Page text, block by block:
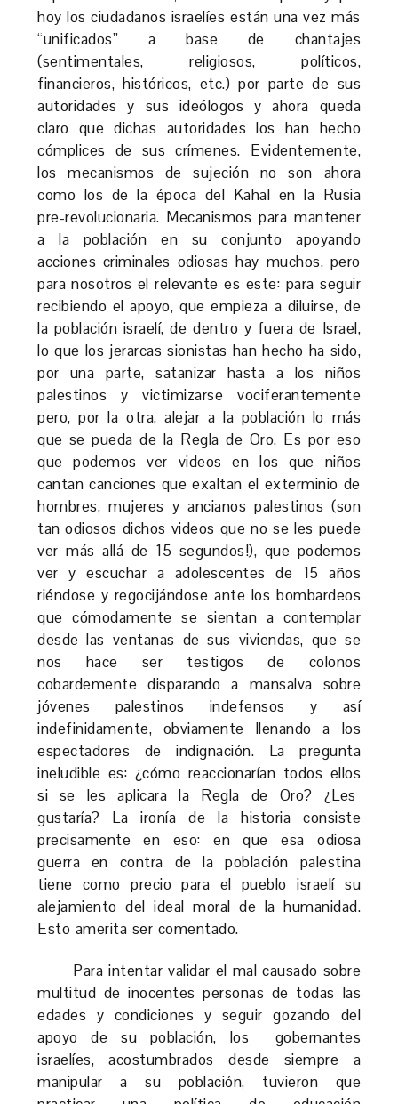
hoy los ciudadanos israelíes están una vez más
“unificados” a base de chantajes
(sentimentales, religiosos, políticos,
financieros, históricos, etc.) por parte de sus
autoridades y sus ideólogos y ahora queda
claro que dichas autoridades los han hecho
cómplices de sus crímenes. Evidentemente,
los mecanismos de sujeción no son ahora
como los de la época del Kahal en la Rusia
pre-revolucionaria. Mecanismos para mantener
a la población en su conjunto apoyando
acciones criminales odiosas hay muchos, pero
para nosotros el relevante es este: para seguir
recibiendo el apoyo, que empieza a diluirse, de
la población israelí, de dentro y fuera de Israel,
lo que los jerarcas sionistas han hecho ha sido,
por una parte, satanizar hasta a los niños
palestinos y victimizarse vociferantemente
pero, por la otra, alejar a la población lo más
que se pueda de la Regla de Oro. Es por eso
que podemos ver videos en los que niños
cantan canciones que exaltan el exterminio de
hombres, mujeres y ancianos palestinos (son
tan odiosos dichos videos que no se les puede
ver más allá de 15 segundos!), que podemos
ver y escuchar a adolescentes de 15 años
riéndose y regocijándose ante los bombardeos
que cómodamente se sientan a contemplar
desde las ventanas de sus viviendas, que se
nos hace ser testigos de colonos
cobardemente disparando a mansalva sobre
jóvenes palestinos indefensos y así
indefinidamente, obviamente llenando a los
espectadores de indignación. La pregunta
ineludible es: ¿cómo reaccionarían todos ellos
si se les aplicara la Regla de Oro? ¿Les
gustaría? La ironía de la historia consiste
precisamente en eso: en que esa odiosa
guerra en contra de la población palestina
tiene como precio para el pueblo israelí su
alejamiento del ideal moral de la humanidad.
Esto amerita ser comentado.
Para intentar validar el mal causado sobre
multitud de inocentes personas de todas las
edades y condiciones y seguir gozando del
apoyo de su población, los gobernantes
israelíes, acostumbrados desde siempre a
manipular a su población, tuvieron que